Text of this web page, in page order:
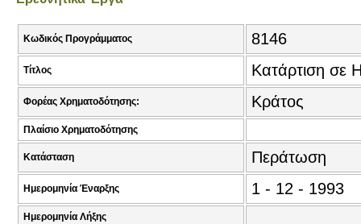
Κωδικός Προγράμματος 8146
Τίτλος Κατάρτιση σε
Φορέας Χρηματοδότησης: Κράτος
Πλαίσιο Χρηματοδότησης
Κατάσταση Περάτωση
Ημερομηνία Έναρξης 1 - 12 - 1993
Ημερομηνία Λήξης